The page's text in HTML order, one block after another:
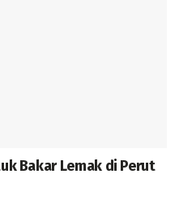
Bakar Lemak di Perut